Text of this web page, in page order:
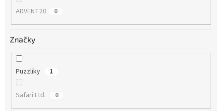
ADVENT20 0
Značky
Puzzliky 1
Safari Ltd. 0